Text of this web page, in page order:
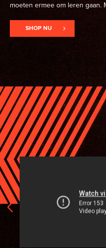
moeten ermee om leren gaan.
SHOP NU